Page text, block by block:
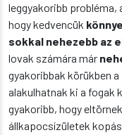
leggyakoribb probléma,
hogy kedvencük
sokkal nehezebb az
lovak számára már
gyakoribbak körükben
alakulhatnak ki a fogak
gyakoribb, hogy
állkapocsízületek